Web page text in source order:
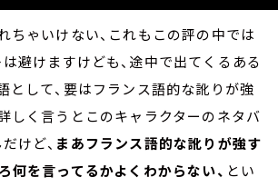
ちゃいけない、これもこの評の中では
避けますけども、途中で出てくるある
として、要はフランス語的な訛りが強
しく言うとこのキャラクターのネタバ
けど、 まあフランス語的な訛りが強す
何を言ってるかよくわからない、 とい